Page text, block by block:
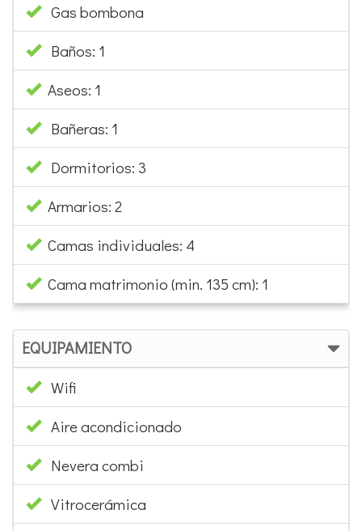
Gas bombona
Baños: 1
Aseos: 1
Bañeras: 1
Dormitorios: 3
Armarios: 2
Camas individuales: 4
Cama matrimonio (min. 135 cm): 1
EQUIPAMIENTO
Wifi
Aire acondicionado
Nevera combi
Vitrocerámica